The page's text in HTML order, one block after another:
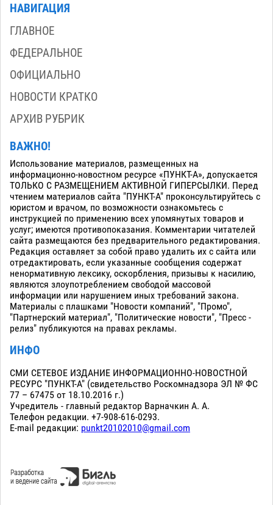
НАВИГАЦИЯ
ГЛАВНОЕ
ФЕДЕРАЛЬНОЕ
ОФИЦИАЛЬНО
НОВОСТИ КРАТКО
АРХИВ РУБРИК
ВАЖНО!
Использование материалов, размещенных на
информационно-новостном ресурсе «ПУНКТ-А», допускается
ТОЛЬКО С РАЗМЕЩЕНИЕМ АКТИВНОЙ ГИПЕРСЫЛКИ. Перед
чтением материалов сайта "ПУНКТ-А" проконсультируйтесь с
юристом и врачом, по возможности ознакомьтесь с
инструкцией по применению всех упомянутых товаров и
услуг; имеются противопоказания. Комментарии читателей
сайта размещаются без предварительного редактирования.
Редакция оставляет за собой право удалить их с сайта или
отредактировать, если указанные сообщения содержат
ненормативную лексику, оскорбления, призывы к насилию,
являются злоупотреблением свободой массовой
информации или нарушением иных требований закона.
Материалы с плашками "Новости компаний", "Промо",
"Партнерский материал", "Политические новости", "Пресс -
релиз" публикуются на правах рекламы.
ИНФО
СМИ СЕТЕВОЕ ИЗДАНИЕ ИНФОРМАЦИОННО-НОВОСТНОЙ
РЕСУРС "ПУНКТ-А" (свидетельство Роскомнадзора ЭЛ № ФС
77 – 67475 от 18.10.2016 г.)
Учредитель - главный редактор Варначкин А. А.
Телефон редакции. +7-908-616-0293.
E-mail редакции: punkt20102010@gmail.com